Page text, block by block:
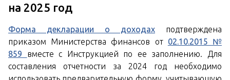
на 2025 год
Форма декларации о доходах подтверждена
приказом Министерства финансов от 02.10.2015 №
859 вместе с Инструкцией по ее заполнению. Для
составления отчетности за 2024 год необходимо